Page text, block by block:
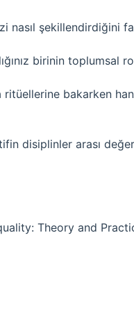
nasıl şekillendirdiğini
birinin toplumsal
bakarken
disiplinler arası
Theory and